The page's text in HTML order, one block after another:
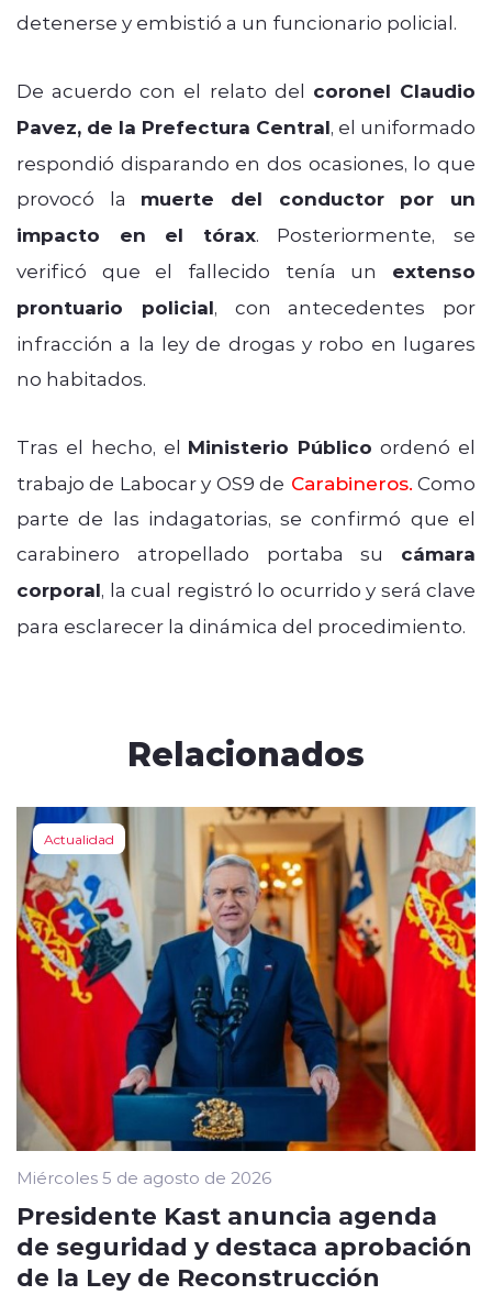
detenerse y embistió a un funcionario policial.
De acuerdo con el relato del coronel Claudio
Pavez, de la Prefectura Central, el uniformado
respondió disparando en dos ocasiones, lo que
provocó la muerte del conductor por un
impacto en el tórax. Posteriormente, se
verificó que el fallecido tenía un extenso
prontuario policial, con antecedentes por
infracción a la ley de drogas y robo en lugares
no habitados.
Tras el hecho, el Ministerio Público ordenó el
trabajo de Labocar y OS9 de Carabineros. Como
parte de las indagatorias, se confirmó que el
carabinero atropellado portaba su cámara
corporal, la cual registró lo ocurrido y será clave
para esclarecer la dinámica del procedimiento.
Relacionados
Actualidad
Miércoles 5 de agosto de 2026
Presidente Kast anuncia agenda
de seguridad y destaca aprobación
de la Ley de Reconstrucción